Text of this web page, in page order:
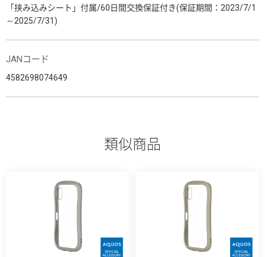
「挟み込みシート」付属/60日間交換保証付き(保証期間：2023/7/1
～2025/7/31)
JANコード
4582698074649
類似商品